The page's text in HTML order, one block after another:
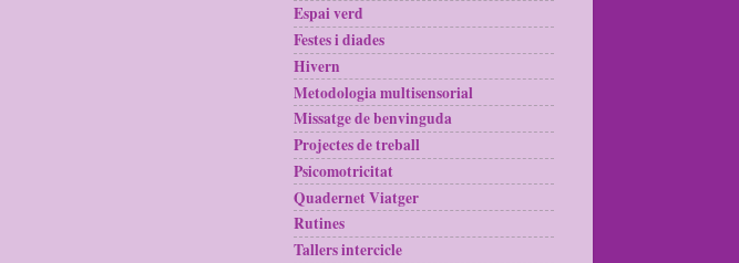
Espai verd
Festes i diades
Hivern
Metodologia multisensorial
Missatge de benvinguda
Projectes de treball
Psicomotricitat
Quadernet Viatger
Rutines
Tallers intercicle